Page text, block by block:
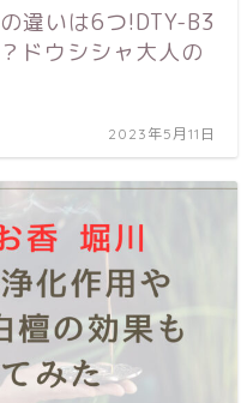
違いは6つ!DTY-B3
ドウシシャ大人の
2023年5月11日